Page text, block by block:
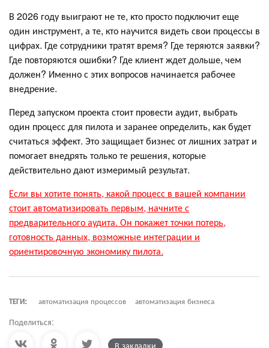
В 2026 году выиграют не те, кто просто подключит еще
один инструмент, а те, кто научится видеть свои процессы в
цифрах. Где сотрудники тратят время? Где теряются заявки?
Где повторяются ошибки? Где клиент ждет дольше, чем
должен? Именно с этих вопросов начинается рабочее
внедрение.
Перед запуском проекта стоит провести аудит, выбрать
один процесс для пилота и заранее определить, как будет
считаться эффект. Это защищает бизнес от лишних затрат и
помогает внедрять только те решения, которые
действительно дают измеримый результат.
Если вы хотите понять, какой процесс в вашей компании
стоит автоматизировать первым, начните с
предварительного аудита. Он покажет точки потерь,
готовность данных, возможные интеграции и
ориентировочную экономику пилота.
ТЕГИ: автоматизация процессов автоматизация бизнеса
Поделиться:
В закладки